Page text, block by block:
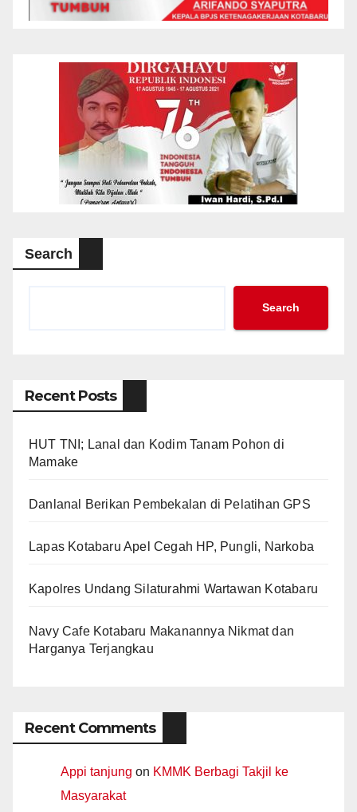
Search
Search
Recent Posts
HUT TNI; Lanal dan Kodim Tanam Pohon di
Mamake
Danlanal Berikan Pembekalan di Pelatihan GPS
Lapas Kotabaru Apel Cegah HP, Pungli, Narkoba
Kapolres Undang Silaturahmi Wartawan Kotabaru
Navy Cafe Kotabaru Makanannya Nikmat dan
Harganya Terjangkau
Recent Comments
Appi tanjung on KMMK Berbagi Takjil ke
Masyarakat